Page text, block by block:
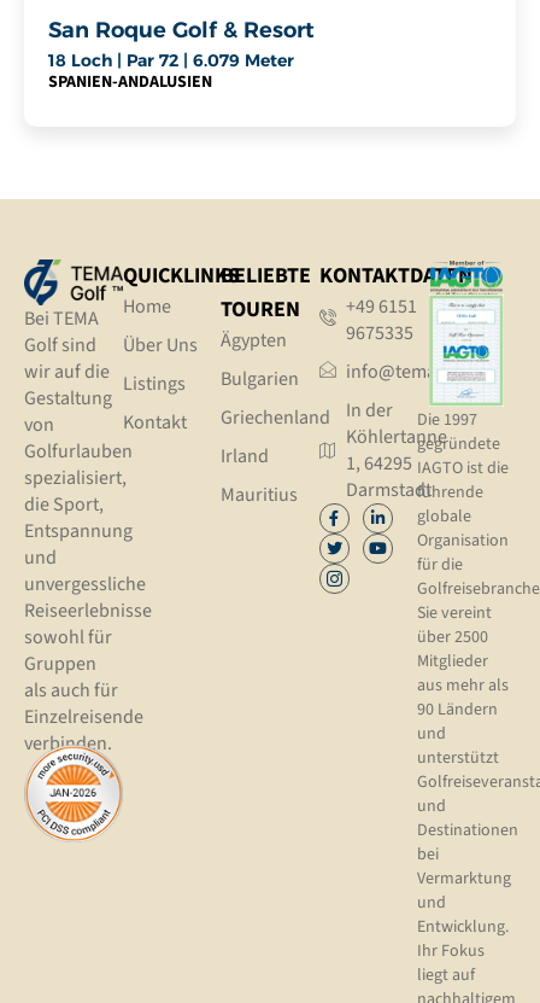
San Roque Golf & Resort
18 Loch | Par 72 | 6.079 Meter
SPANIEN-ANDALUSIEN
Bei TEMA
Golf sind
wir auf die
Gestaltung
von
Golfurlauben
spezialisiert,
die Sport,
Entspannung
und
unvergessliche
Reiseerlebnisse
sowohl für
Gruppen
als auch für
Einzelreisende
verbinden.
QUICKLINKS
Home
Über Uns
Listings
Kontakt
BELIEBTE
TOUREN
Ägypten
Bulgarien
Griechenland
Irland
Mauritius
KONTAKTDATEN
+49 6151
9675335
info@tema.golf
In der
Köhlertanne
1, 64295
Darmstadt
Die 1997
gegründete
IAGTO ist die
führende
globale
Organisation
für die
Sie vereint
über 2500
Mitglieder
aus mehr als
90 Ländern
und
unterstützt
und
Destinationen
bei
Vermarktung
und
Entwicklung.
Ihr Fokus
liegt auf